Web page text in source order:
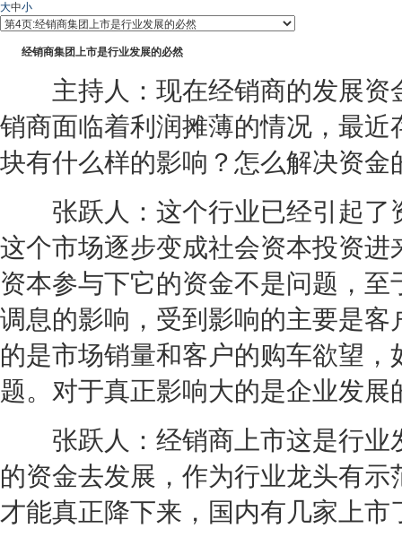
大中小
经销商集团上市是行业发展的必然
主持人：现在经销商的发展资
销商面临着利润摊薄的情况，最
块有什么样的影响？怎么解决资金
张跃人：这个行业已经引起了
这个市场逐步变成社会资本投资
资本参与下它的资金不是问题，
调息的影响，受到影响的主要是
的是市场销量和客户的购车欲望
题。对于真正影响大的是企业发展
张跃人： 经销商 上市这是行
的资金去发展，作为行业龙头有
才能真正降下来，国内有几家上